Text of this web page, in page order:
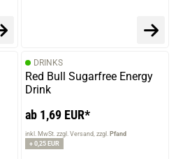
DRINKS
Red Bull Sugarfree Energy
Drink
ab 1,69 EUR*
inkl. MwSt. zzgl. Versand zzgl. Pfand
+ 0,25 EUR